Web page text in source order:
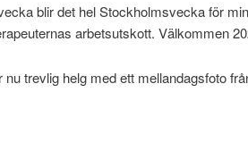
blir det hel Stockholmsvecka för
arbetsutskott. Välkommen
nu trevlig helg med ett mellandagsfoto